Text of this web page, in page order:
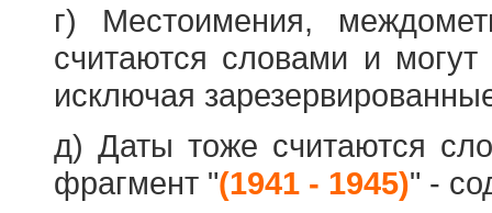
г) Местоимения,
считаются словами и могут
исключая
д) Даты тоже считаются
фрагмент "(1941 - 1945)" -